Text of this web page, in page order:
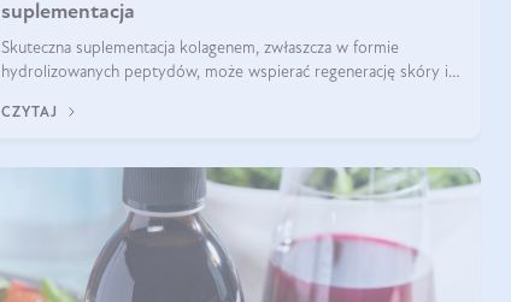
suplementacja
Skuteczna suplementacja kolagenem, zwłaszcza w formie
hydrolizowanych peptydów, może wspierać regenerację skóry i
regularnością stosowania.
CZYTAJ